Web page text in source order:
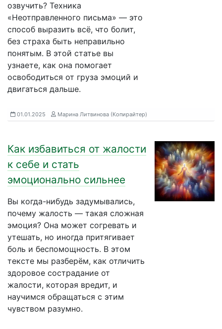
озвучить? Техника
«Неотправленного письма» — это
способ выразить всё, что болит,
без страха быть неправильно
понятым. В этой статье вы
узнаете, как она помогает
освободиться от груза эмоций и
двигаться дальше.
01.01.2025 Марина Литвинова (Копирайтер)
Как избавиться от жалости
к себе и стать
эмоционально сильнее
Вы когда-нибудь задумывались,
почему жалость — такая сложная
эмоция? Она может согревать и
утешать, но иногда притягивает
боль и беспомощность. В этом
тексте мы разберём, как отличить
здоровое сострадание от
жалости, которая вредит, и
научимся обращаться с этим
чувством разумно.